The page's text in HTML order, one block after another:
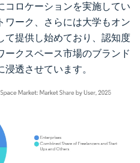
コロケーションを実施してい
ワーク、さらには大学もオン
て提供し始めており、認知度
ークスペース市場のブランド
透させています。